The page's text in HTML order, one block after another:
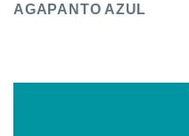
AGAPANTO AZUL